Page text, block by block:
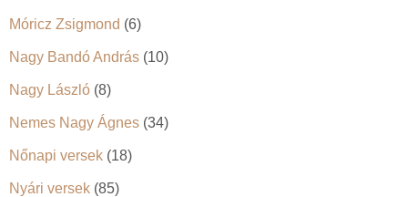
Móricz Zsigmond (6)
Nagy Bandó András (10)
Nagy László (8)
Nemes Nagy Ágnes (34)
Nőnapi versek (18)
Nyári versek (85)